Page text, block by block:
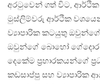
අරටුවෙන් ගත් විට,
මුස්ලිම්වරු ආර්ථික වශයෙන්
ව්‍යාපාරික කටයුතු
ඔවුන්ගේ බොහෝ
දෙකේම ප‍්‍රහාරකයන්ගේ
කඩසාප්පු සහ ව්‍යාපාරික